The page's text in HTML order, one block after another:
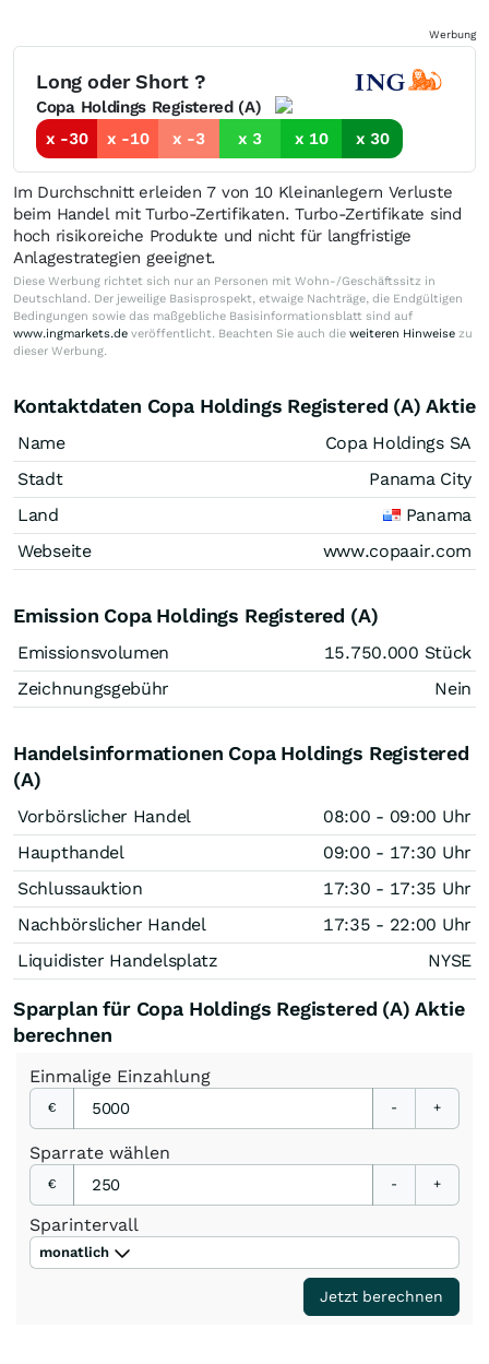
Werbung
Long oder Short ?
Copa Holdings Registered (A)
x -30
x -10 x -3 x 3 x 10 x 30
Im Durchschnitt erleiden 7 von 10 Kleinanlegern Verluste
beim Handel mit Turbo-Zertifikaten. Turbo-Zertifikate sind
hoch risikoreiche Produkte und nicht für langfristige
Anlagestrategien geeignet.
Diese Werbung richtet sich nur an Personen mit Wohn-/Geschäftssitz in
Deutschland. Der jeweilige Basisprospekt, etwaige Nachträge, die Endgültigen
Bedingungen sowie das maßgebliche Basisinformationsblatt sind auf
www.ingmarkets.de veröffentlicht. Beachten Sie auch die weiteren Hinweise zu
dieser Werbung.
Kontaktdaten Copa Holdings Registered (A) Aktie
Name
Copa Holdings SA
Stadt
Panama City
Land
Panama
Webseite
www.copaair.com
Emission Copa Holdings Registered (A)
Emissionsvolumen 15.750.000 Stück
Zeichnungsgebühr
Nein
Handelsinformationen Copa Holdings Registered
(A)
Vorbörslicher Handel
08:00 - 09:00 Uhr
Haupthandel
09:00 - 17:30 Uhr
Schlussauktion
17:30 - 17:35 Uhr
Nachbörslicher Handel
17:35 - 22:00 Uhr
Liquidister Handelsplatz
NYSE
Sparplan für Copa Holdings Registered (A) Aktie
berechnen
Einmalige Einzahlung
€ - +
Sparrate wählen
€ - +
Sparintervall
monatlich
Jetzt berechnen